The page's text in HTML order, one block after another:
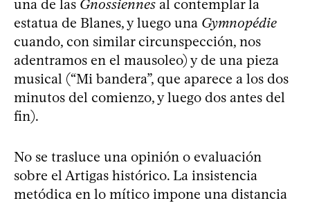
una de las Gnossiennes al contemplar la
estatua de Blanes, y luego una Gymnopédie
cuando, con similar circunspección, nos
adentramos en el mausoleo) y de una pieza
musical (“Mi bandera”, que aparece a los dos
minutos del comienzo, y luego dos antes del
fin).
No se trasluce una opinión o evaluación
sobre el Artigas histórico. La insistencia
metódica en lo mítico impone una distancia